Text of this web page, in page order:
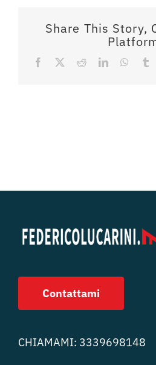
Share This Story,
Facebook RedditLinkedIn
Contattami
CHIAMAMI: 3339698148